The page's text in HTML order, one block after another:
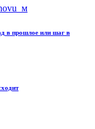
в прошлое или шаг в